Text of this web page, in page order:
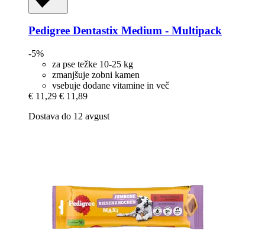
Pedigree Dentastix Medium -​ Multipack
-5%
za pse težke 10-25 kg
zmanjšuje zobni kamen
vsebuje dodane vitamine in več
€ 11,29 € 11,89
Dostava do 12 avgust